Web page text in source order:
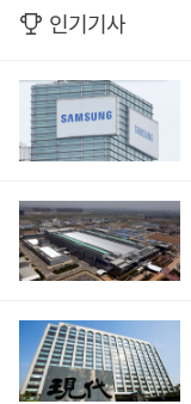
인기기사